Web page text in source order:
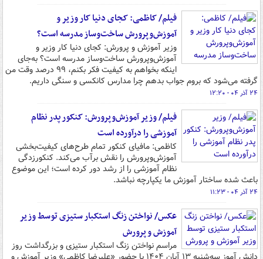
فیلم/ کاظمی: کجای دنیا کار وزیر و
آموزش‌وپرورش ساخت‌وساز مدرسه است؟
وزیر آموزش و پرورش: کجای دنیا کار وزیر و
آموزش‌وپرورش ساخت‌وساز مدرسه است؟ به‌جای
اینکه بخواهم به کیفیت فکر بکنم، ۹۹ درصد وقت من
گرفته می‌شود که بروم جواب بدهم چرا مدارس کانکسی و سنگی داریم.
۲۴ آذر ۰۴ - ۱۲:۲۰
فیلم/ وزیر آموزش‌وپرورش: کنکور پدر نظام
آموزشی را درآورده است
کاظمی: مافیای کنکور تمام طرح‌های کیفیت‌بخشی
آموزش‌وپرورش را نقش برآب می‌کند. کنکورزدگی
نظام آموزشی را از رشد دور کرده است؛ این موضوع
باعث شده ساختار آموزش ما یکپارچه نباشد.
۲۴ آذر ۰۴ - ۱۱:۲۳
عکس/ نواختن زنگ استکبار ستیزی توسط وزیر
آموزش و پرورش
مراسم نواختن زنگ استکبار ستیزی و بزرگداشت روز